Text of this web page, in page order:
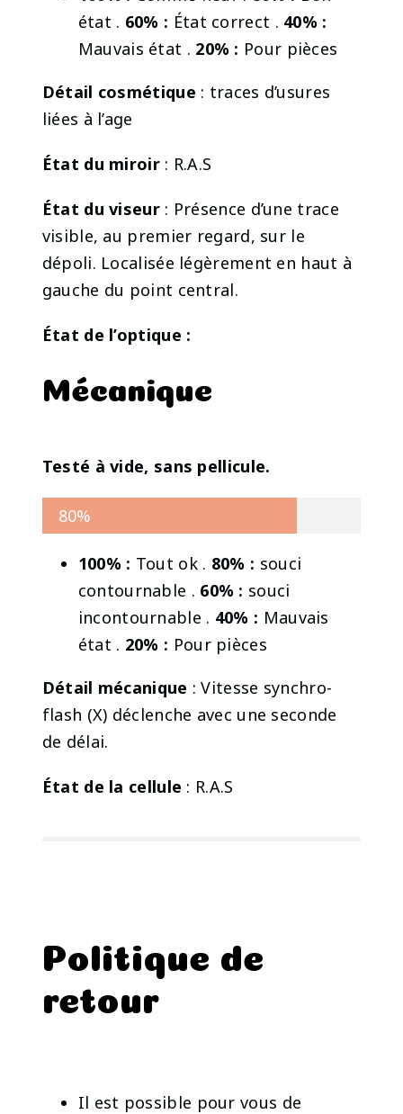
état . 60% : État correct . 40% :
Mauvais état . 20% : Pour pièces
Détail cosmétique : traces d’usures
liées à l’age
État du miroir: R.A.S
État du viseur: Présence d’une trace
visible, au premier regard, sur le
dépoli. Localisée légèrement en haut à
gauche du point central.
État de l’optique :
Mécanique
Testé à vide, sans pellicule.
80%
100% : Tout ok . 80% : souci
contournable . 60% : souci
incontournable . 40% : Mauvais
état . 20% : Pour pièces
Détail mécanique : Vitesse synchro-
flash (X) déclenche avec une seconde
de délai.
État de la cellule : R.A.S
Politique de
retour
Il est possible pour vous de